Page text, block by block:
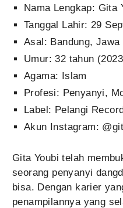
Nama Lengkap: Gita
Tanggal Lahir: 29
Asal: Bandung, Jawa
Umur: 32 tahun
Agama: Islam
Profesi: Penyanyi,
Label: Pelangi
Akun Instagram:
Gita Youbi telah
seorang penyanyi
bisa. Dengan karier
penampilannya yang